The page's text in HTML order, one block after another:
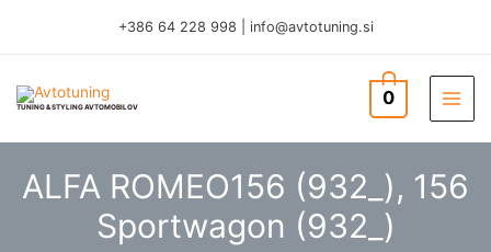
content
+386 64 228 998 info@avtotuning.si
TUNING & STYLING AVTOMOBILOV 0
ALFA ROMEO156 (932_), 156
Sportwagon (932_)